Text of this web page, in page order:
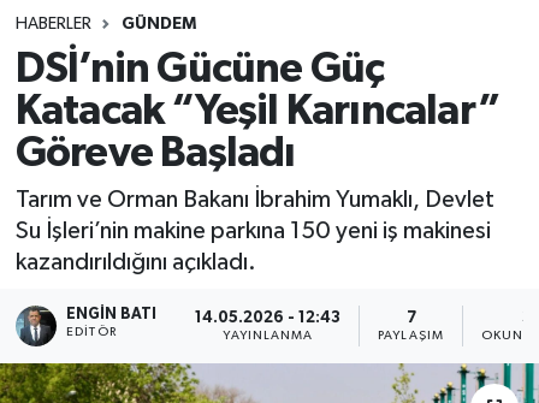
HABERLER GÜNDEM
DSİ’nin Gücüne Güç
Katacak “Yeşil Karıncalar”
Göreve Başladı
Tarım ve Orman Bakanı İbrahim Yumaklı, Devlet
Su İşleri’nin makine parkına 150 yeni iş makinesi
kazandırıldığını açıkladı.
ENGIN BATI
EDITÖR
14.05.2026 - 12:43
YAYINLANMA
7
PAYLAŞIM
3
Süper Lig Puan Durumu ve Fikstür
Tüm Manşetler
Son Dakika Haberleri
Haber Arşivi